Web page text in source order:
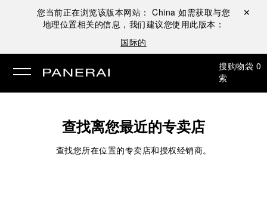
您当前正在浏览该版本网站： China 如需获取与您
地理位置相关的信息，我们建议您使用此版本：
国际的
关闭 ✕
搜
索
购物袋 0
查找离您最近的专卖店
查找您所在位置的专卖店和授权经销商。